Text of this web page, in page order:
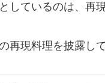
しているのは、再
再現料理を披露し